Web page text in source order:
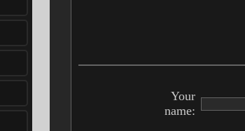
Your
name: